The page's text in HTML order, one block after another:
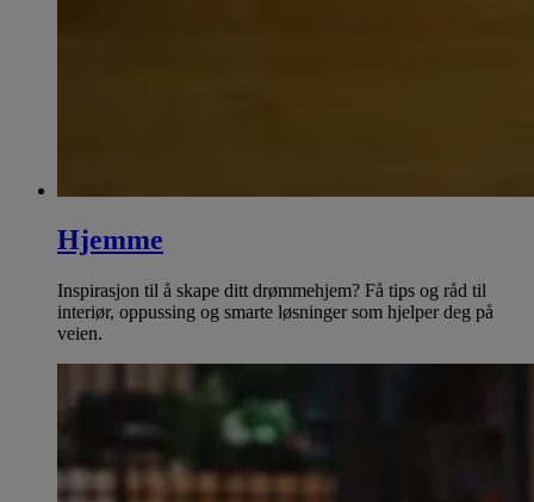
Hjemme
Inspirasjon til å skape ditt drømmehjem? Få tips og råd til
interiør, oppussing og smarte løsninger som hjelper deg på
veien.